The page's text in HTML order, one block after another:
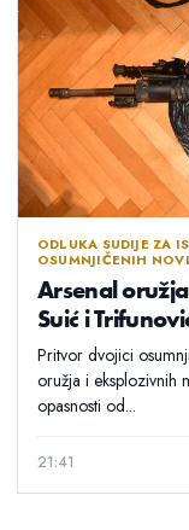
ODLUKA SUDIJE ZA
OSUMNJIČENIH
Arsenal
Suić i
Pritvor dvojici
oružja i eksplozivnih
opasnosti od...
21:41